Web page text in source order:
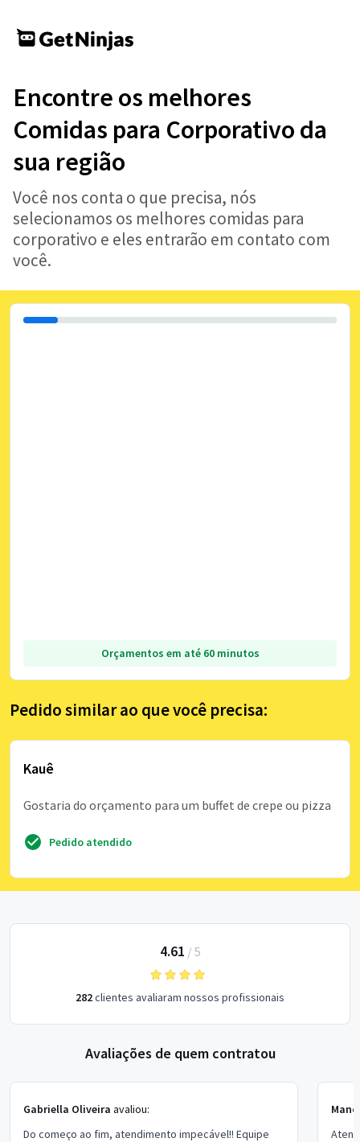
Encontre os melhores
Comidas para Corporativo da
sua região
Você nos conta o que precisa, nós
selecionamos os melhores comidas para
corporativo e eles entrarão em contato com
você.
Orçamentos em até 60 minutos
Pedido similar ao que você precisa:
Kauê
Gostaria do orçamento para um buffet de crepe ou pizza
Pedido atendido
4.61 / 5
282clientes avaliaram nossos profissionais
Avaliações de quem contratou
Gabriella Oliveira avaliou:
Do começo ao fim, atendimento impecável!! Equipe